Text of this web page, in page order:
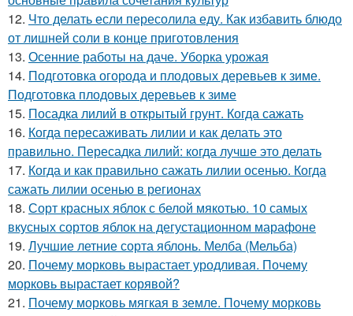
12. Что делать если пересолила еду. Как избавить блюдо
от лишней соли в конце приготовления
13. Осенние работы на даче. Уборка урожая
14. Подготовка огорода и плодовых деревьев к зиме.
Подготовка плодовых деревьев к зиме
15. Посадка лилий в открытый грунт. Когда сажать
16. Когда пересаживать лилии и как делать это
правильно. Пересадка лилий: когда лучше это делать
17. Когда и как правильно сажать лилии осенью. Когда
сажать лилии осенью в регионах
18. Сорт красных яблок с белой мякотью. 10 самых
вкусных сортов яблок на дегустационном марафоне
19. Лучшие летние сорта яблонь. Мелба (Мельба)
20. Почему морковь вырастает уродливая. Почему
морковь вырастает корявой?
21. Почему морковь мягкая в земле. Почему морковь